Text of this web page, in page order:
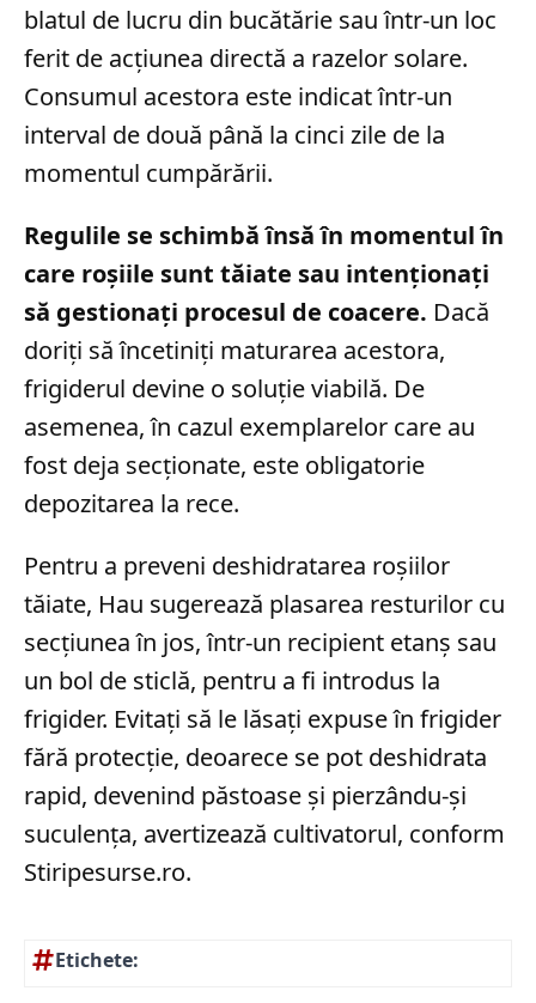
blatul de lucru din bucătărie sau într-un loc
ferit de acțiunea directă a razelor solare.
Consumul acestora este indicat într-un
interval de două până la cinci zile de la
momentul cumpărării.
Regulile se schimbă însă în momentul în
care roșiile sunt tăiate sau intenționați
să gestionați procesul de coacere. Dacă
doriți să încetiniți maturarea acestora,
frigiderul devine o soluție viabilă. De
asemenea, în cazul exemplarelor care au
fost deja secționate, este obligatorie
depozitarea la rece.
Pentru a preveni deshidratarea roșiilor
tăiate, Hau sugerează plasarea resturilor cu
secțiunea în jos, într-un recipient etanș sau
un bol de sticlă, pentru a fi introdus la
frigider. Evitați să le lăsați expuse în frigider
fără protecție, deoarece se pot deshidrata
rapid, devenind păstoase și pierzându-și
suculența, avertizează cultivatorul, conform
Stiripesurse.ro.
Etichete: